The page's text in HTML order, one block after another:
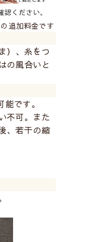
追加料金です
）、糸をつ
の風合いと
です。
不可。また
、若干の縮